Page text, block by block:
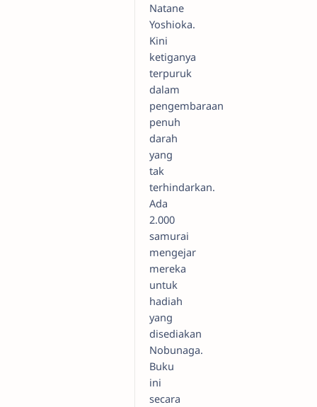
Natane
Yoshioka.
Kini
ketiganya
terpuruk
dalam
pengembaraan
penuh
darah
yang
tak
terhindarkan.
Ada
2.000
samurai
mengejar
mereka
untuk
hadiah
yang
disediakan
Nobunaga.
Buku
ini
secara